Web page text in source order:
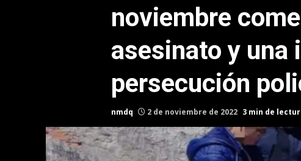
noviembre
asesinato y una
persecución
nmdq 2 de noviembre de 2022 3 min de